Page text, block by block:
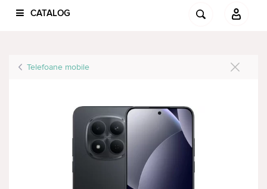
CATALOG
Telefoane mobile